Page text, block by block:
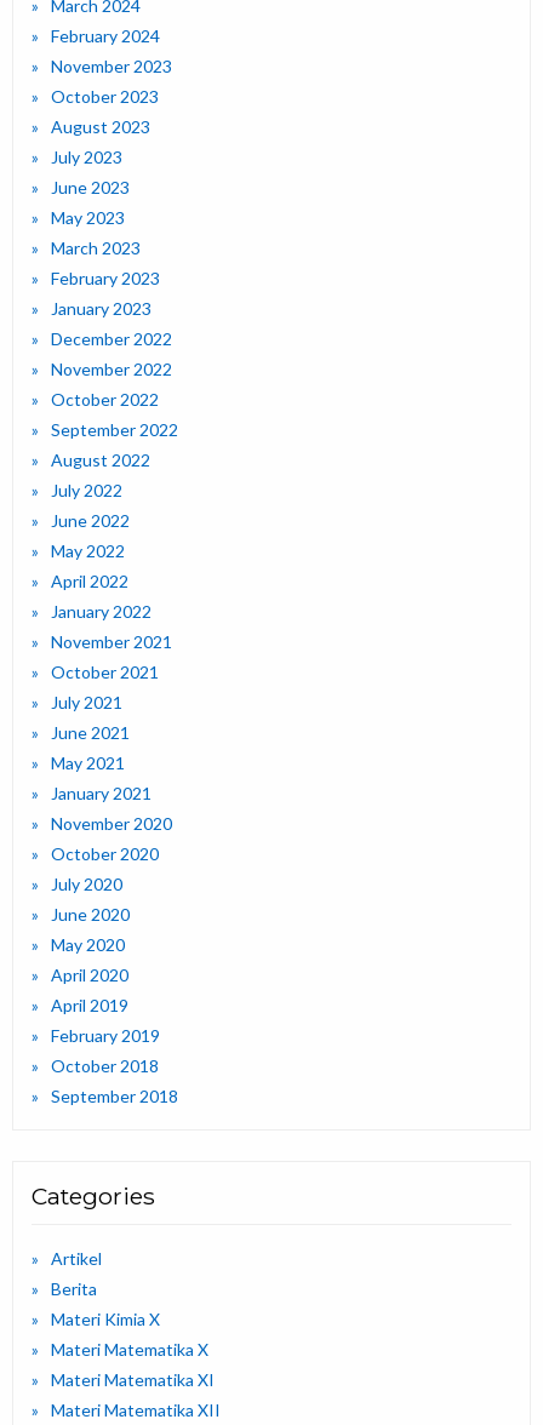
March 2024
February 2024
November 2023
October 2023
August 2023
July 2023
June 2023
May 2023
March 2023
February 2023
January 2023
December 2022
November 2022
October 2022
September 2022
August 2022
July 2022
June 2022
May 2022
April 2022
January 2022
November 2021
October 2021
July 2021
June 2021
May 2021
January 2021
November 2020
October 2020
July 2020
June 2020
May 2020
April 2020
April 2019
February 2019
October 2018
September 2018
Categories
Artikel
Berita
Materi Kimia X
Materi Matematika X
Materi Matematika XI
Materi Matematika XII